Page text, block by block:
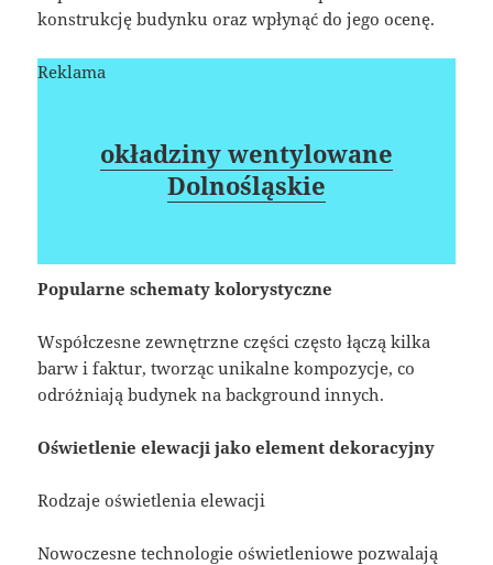
konstrukcję budynku oraz wpłynąć do jego ocenę.
Reklama
okładziny wentylowane
Dolnośląskie
Popularne schematy kolorystyczne
Współczesne zewnętrzne części często łączą kilka
barw i faktur, tworząc unikalne kompozycje, co
odróżniają budynek na background innych.
Oświetlenie elewacji jako element dekoracyjny
Rodzaje oświetlenia elewacji
Nowoczesne technologie oświetleniowe pozwalają